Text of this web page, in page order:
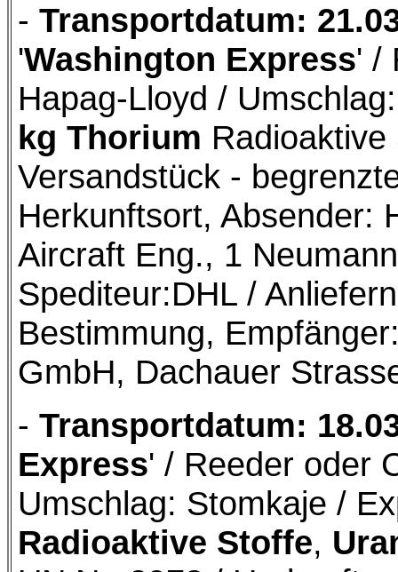
- Transportdatum:
'Washington Express' /
Hapag-Lloyd /
kg Thorium
Versandstück -
Herkunftsort, Absender:
Aircraft Eng., 1
Spediteur:DHL /
Bestimmung,
GmbH, Dachauer
- Transportdatum:
Express' / Reeder oder
Umschlag: Stomkaje /
Radioaktive Stoffe,